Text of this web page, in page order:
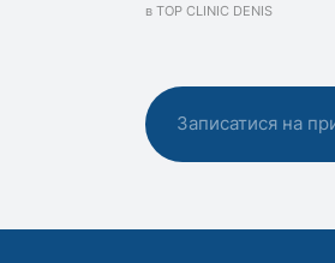
в TOP CLINIC DENIS
Записатися на